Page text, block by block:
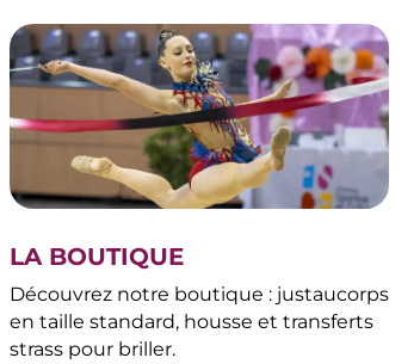
LA BOUTIQUE
Découvrez notre boutique : justaucorps
en taille standard, housse et transferts
strass pour briller.